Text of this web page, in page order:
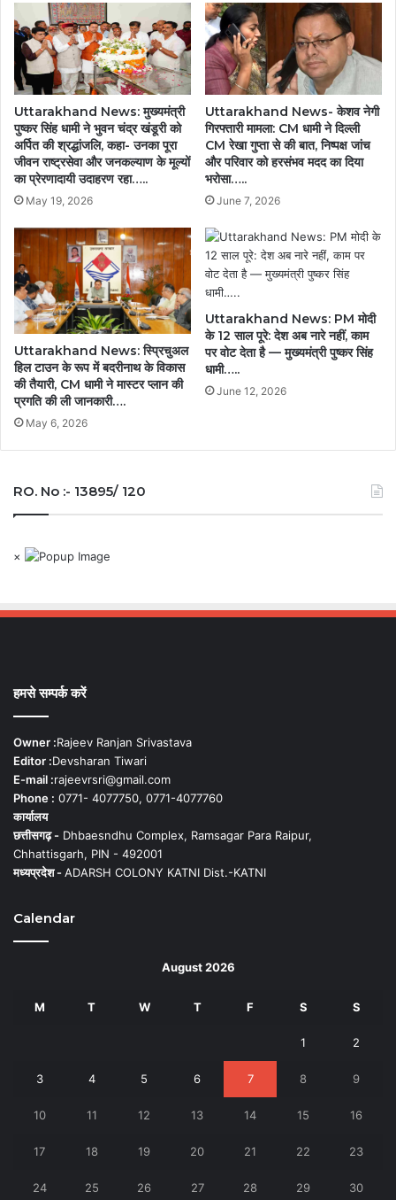
बढ़ाते
भाईचारा
और
संस्कार....
Uttarakhand News: मुख्यमंत्री
पुष्कर सिंह धामी ने भुवन चंद्र खंडूरी को
अर्पित की श्रद्धांजलि, कहा- उनका पूरा
जीवन राष्ट्रसेवा और जनकल्याण के मूल्यों
का प्रेरणादायी उदाहरण रहा…..
May 19, 2026
Uttarakhand News- केशव नेगी
गिरफ्तारी मामला: CM धामी ने दिल्ली
CM रेखा गुप्ता से की बात, निष्पक्ष जांच
और परिवार को हरसंभव मदद का दिया
भरोसा…..
June 7, 2026
Uttarakhand News: स्प्रिचुअल
हिल टाउन के रूप में बदरीनाथ के विकास
की तैयारी, CM धामी ने मास्टर प्लान की
प्रगति की ली जानकारी….
May 6, 2026
Uttarakhand News: PM मोदी
के 12 साल पूरे: देश अब नारे नहीं, काम
पर वोट देता है — मुख्यमंत्री पुष्कर सिंह
धामी…..
June 12, 2026
RO. No :- 13895/ 120
×
हमसे सम्पर्क करें
Owner :Rajeev Ranjan Srivastava
Editor :Devsharan Tiwari
E-mail :rajeevrsri@gmail.com
Phone : 0771- 4077750, 0771-4077760
कार्यालय
छत्तीसगढ़ - Dhbaesndhu Complex, Ramsagar Para Raipur,
Chhattisgarh, PIN - 492001
मध्यप्रदेश -ADARSH COLONY KATNI Dist.-KATNI
Calendar
August 2026
M T W T F S S
1 2
3 4 5 6 7 8 9
10 11 12 13 14 15 16
17 18 19 20 21 22 23
24 25 26 27 28 29 30